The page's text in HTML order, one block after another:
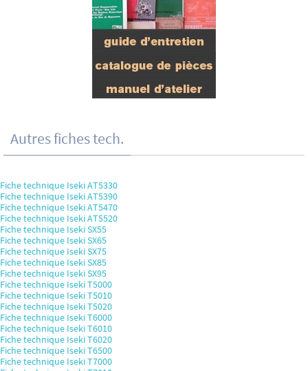
Autres fiches tech.
Fiche technique Iseki AT5330
Fiche technique Iseki AT5390
Fiche technique Iseki AT5470
Fiche technique Iseki AT5520
Fiche technique Iseki SX55
Fiche technique Iseki SX65
Fiche technique Iseki SX75
Fiche technique Iseki SX85
Fiche technique Iseki SX95
Fiche technique Iseki T5000
Fiche technique Iseki T5010
Fiche technique Iseki T5020
Fiche technique Iseki T6000
Fiche technique Iseki T6010
Fiche technique Iseki T6020
Fiche technique Iseki T6500
Fiche technique Iseki T7000